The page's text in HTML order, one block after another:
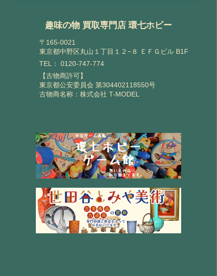
趣味の物 買取専門店 環七ホビー
〒165-0021
東京都中野区丸山１丁目１２−８ ＥＦＧビル B1F
TEL： 0120-747-774
【古物商許可】
東京都公安委員会 第304402118550号
古物商名称：株式会社 T-MODEL